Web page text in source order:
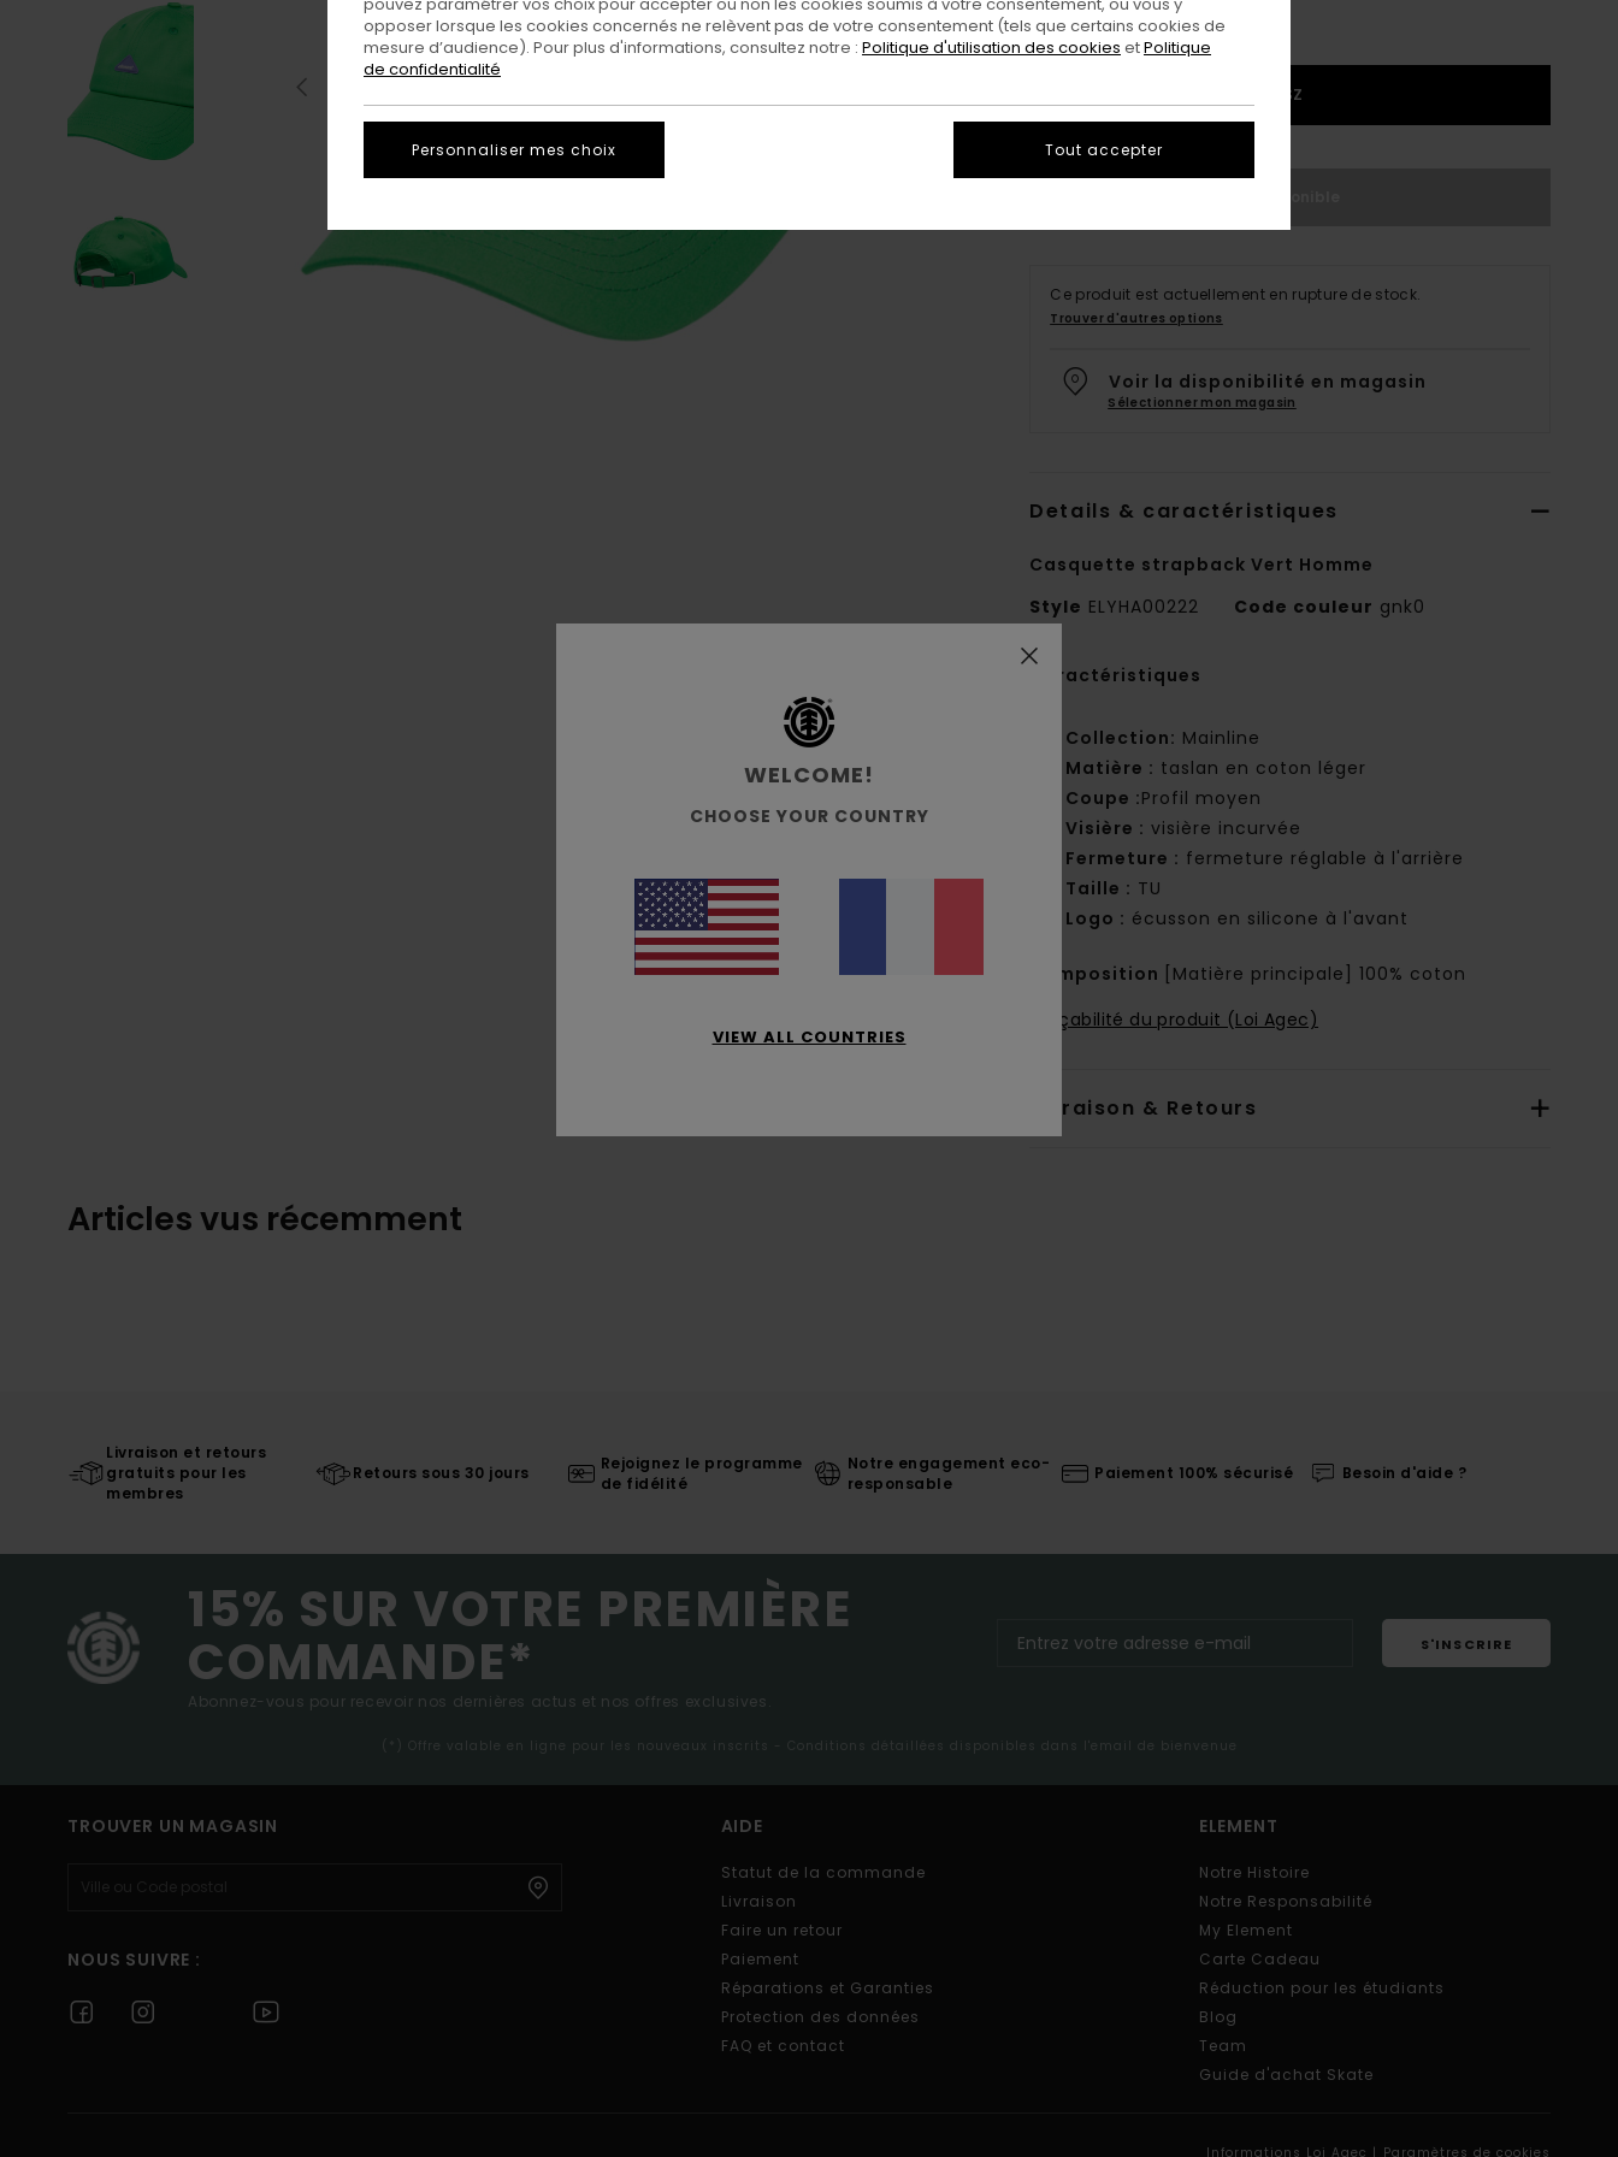
1SZ
Ce produit est actuellement en rupture de stock.
Trouver d'autres options
Voir la disponibilité en magasin
Sélectionner mon magasin
Details & caractéristiques
Casquette strapback Vert Homme
Style ELYHA00222 Code couleur gnk0
Caractéristiques
Collection: Mainline
Matière : taslan en coton léger
Coupe :Profil moyen
Visière : visière incurvée
Fermeture : fermeture réglable à l'arrière
Taille : TU
Logo : écusson en silicone à l'avant
Composition
[Matière principale] 100% coton
Traçabilité du produit (Loi Agec)
Livraison & Retours
Articles vus récemment
Livraison et retours
gratuits pour les
membres
Retours sous 30 jours
Rejoignez le programme
de fidélité
Notre engagement eco-
responsable
Paiement 100% sécurisé Besoin d'aide ?
15% SUR VOTRE PREMIÈRE
COMMANDE*
Abonnez-vous pour recevoir nos dernières actus et nos offres exclusives.
S'INSCRIRE
(*) Offre valable en ligne pour les nouveaux inscrits - Conditions détaillées disponibles dans l'email de bienvenue
TROUVER UN MAGASIN
NOUS SUIVRE :
AIDE
Statut de la commande
Livraison
Faire un retour
Paiement
Réparations et Garanties
Protection des données
FAQ et contact
ELEMENT
Notre Histoire
Notre Responsabilité
My Element
Carte Cadeau
Réduction pour les étudiants
Blog
Team
Guide d'achat Skate
Informations Loi Agec | Paramètres de cookies
WELCOME!
CHOOSE YOUR COUNTRY
VIEW ALL COUNTRIES
opposer lorsque les cookies concernés ne relèvent pas de votre consentement (tels que certains cookies de
mesure d’audience). Pour plus d'informations, consultez notre : Politique d'utilisation des cookies etPolitique
de confidentialité
Personnaliser mes choix Tout accepter